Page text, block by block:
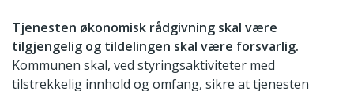
Tjenesten økonomisk rådgivning skal være
tilgjengelig og tildelingen skal være forsvarlig.
Kommunen skal, ved styringsaktiviteter med
tilstrekkelig innhold og omfang, sikre at tjenesten